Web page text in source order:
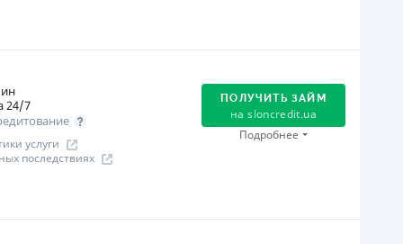
Онлайн (через сайт или интернет-банкинг)
Через терминалы Приватбанка
Через отделения банков-партнеров
Через терминалы самообслуживания
НБУ
24/7
услуги
последствиях
ПОЛУЧИТЬ ЗАЙМ
на sloncredit.ua
Подробнее